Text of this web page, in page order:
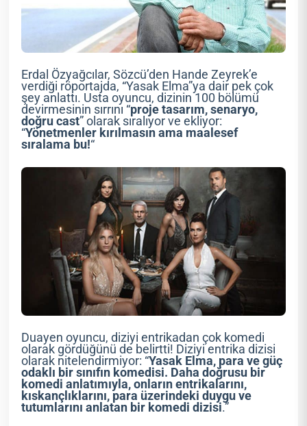
Erdal Özyağcılar, Sözcü’den Hande Zeyrek’e
verdiği röportajda, “Yasak Elma”ya dair pek çok
şey anlattı. Usta oyuncu, dizinin 100 bölümü
devirmesinin sırrını “proje tasarım, senaryo,
doğru cast” olarak sıralıyor ve ekliyor:
“Yönetmenler kırılmasın ama maalesef
sıralama bu!“
Duayen oyuncu, diziyi entrikadan çok komedi
olarak gördüğünü de belirtti! Diziyi entrika dizisi
olarak nitelendirmiyor: “Yasak Elma, para ve güç
odaklı bir sınıfın komedisi. Daha doğrusu bir
komedi anlatımıyla, onların entrikalarını,
kıskançlıklarını, para üzerindeki duygu ve
tutumlarını anlatan bir komedi dizisi.”